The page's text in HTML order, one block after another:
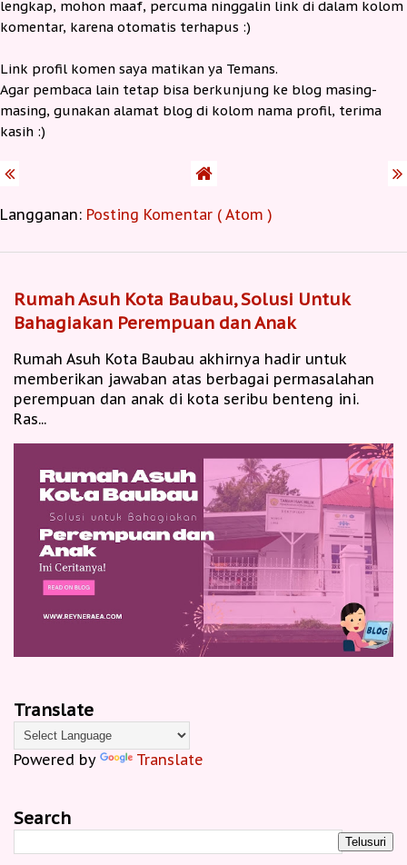
lengkap, mohon maaf, percuma ninggalin link di dalam kolom
komentar, karena otomatis terhapus :)
Link profil komen saya matikan ya Temans.
Agar pembaca lain tetap bisa berkunjung ke blog masing-
masing, gunakan alamat blog di kolom nama profil, terima
kasih :)
Langganan: Posting Komentar ( Atom )
Rumah Asuh Kota Baubau, Solusi Untuk
Bahagiakan Perempuan dan Anak
Rumah Asuh Kota Baubau akhirnya hadir untuk
memberikan jawaban atas berbagai permasalahan
perempuan dan anak di kota seribu benteng ini.
Ras...
Translate
Powered by Translate
Search